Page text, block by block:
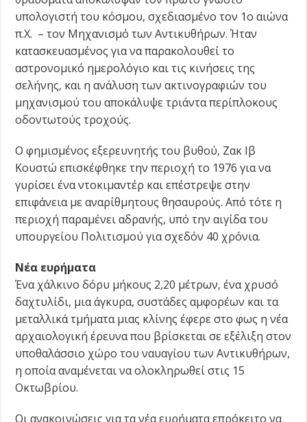
υπολογιστή του κόσμου, σχεδιασμένο τον 1ο αιώνα
π.Χ. – τον Μηχανισμό των Αντικυθήρων. Ήταν
κατασκευασμένος για να παρακολουθεί το
αστρονομικό ημερολόγιο και τις κινήσεις της
σελήνης, και η ανάλυση των ακτινογραφιών του
μηχανισμού του αποκάλυψε τριάντα περίπλοκους
οδοντωτούς τροχούς.
Ο φημισμένος εξερευνητής του βυθού, Ζακ Ιβ
Κουστώ επισκέφθηκε την περιοχή το 1976 για να
γυρίσει ένα ντοκιμαντέρ και επέστρεψε στην
επιφάνεια με αναρίθμητους θησαυρούς. Από τότε η
περιοχή παραμένει αδρανής, υπό την αιγίδα του
υπουργείου Πολιτισμού για σχεδόν 40 χρόνια.
Νέα ευρήματα
Ένα χάλκινο δόρυ μήκους 2,20 μέτρων, ένα χρυσό
δαχτυλίδι, μια άγκυρα, συστάδες αμφορέων και τα
μεταλλικά τμήματα μιας κλίνης έφερε στο φως η νέα
αρχαιολογική έρευνα που βρίσκεται σε εξέλιξη στον
υποθαλάσσιο χώρο του ναυαγίου των Αντικυθήρων,
η οποία αναμένεται να ολοκληρωθεί στις 15
Οκτωβρίου.
Οι ανακοινώσεις για τα νέα ευρήματα επρόκειτο να